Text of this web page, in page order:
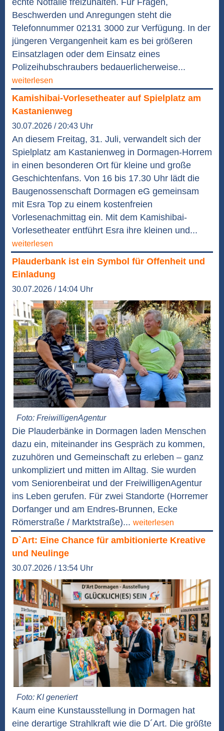
echte Notfälle freizuhalten. Für Fragen,
Beschwerden und Anregungen steht die
Telefonnummer 02131 3000 zur Verfügung. In der
jüngeren Vergangenheit kam es bei größeren
Einsatzlagen oder dem Einsatz eines
Polizeihubschraubers bedauerlicherweise...
weiterlesen
Kamishibai-Vorlesetheater auf Spielplatz am
Kastanienweg
30.07.2026 / 20:43 Uhr
An diesem Freitag, 31. Juli, verwandelt sich der
Spielplatz am Kastanienweg in Dormagen-Horrem
in einen besonderen Ort für kleine und große
Geschichtenfans. Von 16 bis 17.30 Uhr lädt die
Baugenossenschaft Dormagen eG gemeinsam
mit Esra Top zu einem kostenfreien
Vorlesenachmittag ein. Mit dem Kamishibai-
Vorlesetheater entführt Esra ihre kleinen und...
weiterlesen
Plauderbank ist ein Symbol für Offenheit und
Einladung
30.07.2026 / 14:04 Uhr
Foto: FreiwilligenAgentur
Die Plauderbänke in Dormagen laden Menschen
dazu ein, miteinander ins Gespräch zu kommen,
zuzuhören und Gemeinschaft zu erleben – ganz
unkompliziert und mitten im Alltag. Sie wurden
vom Seniorenbeirat und der FreiwilligenAgentur
ins Leben gerufen. Für zwei Standorte (Horremer
Dorfanger und am Endres-Brunnen, Ecke
Römerstraße / Marktstraße)... weiterlesen
D`Art: Eine Chance für ambitionierte Kreative
und Neulinge
30.07.2026 / 13:54 Uhr
Foto: KI generiert
Kaum eine Kunstausstellung in Dormagen hat
eine derartige Strahlkraft wie die D´Art. Die größte